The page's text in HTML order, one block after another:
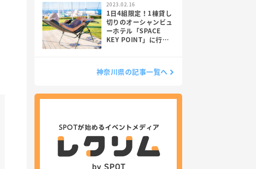
2023.02.16
1日4組限定！1棟貸し
切りのオーシャンビュ
ーホテル「SPACE
KEY POINT」に行っ
神奈川県の記事一覧へ